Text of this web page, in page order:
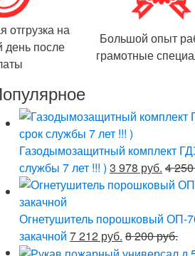
отгрузка на
после
Большой опыт
грамотные
Газодымозащитный комплект
службы 7 лет !!! ) 3 978 руб. 4
Огнетушитель порошковый ОП-
закачной 7 212 руб. 8 200 руб.